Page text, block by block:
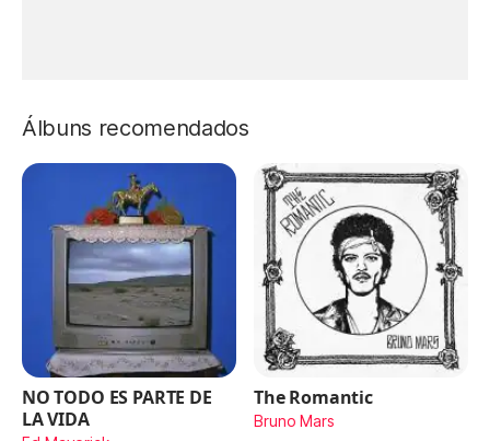
Álbuns recomendados
NO TODO ES PARTE DE
LA VIDA
The Romantic
Bruno Mars